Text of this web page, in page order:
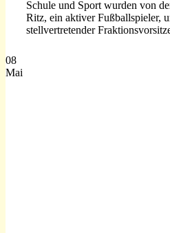
Schule und Sport wurden von
Ritz, ein aktiver Fußballspieler,
stellvertretender
08
Mai